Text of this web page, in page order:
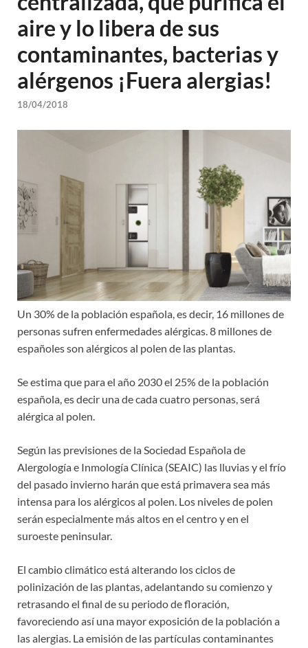
aire y lo libera de sus
contaminantes, bacterias y
alérgenos ¡Fuera alergias!
18/04/2018
Un 30% de la población española, es decir, 16 millones de
personas sufren enfermedades alérgicas. 8 millones de
españoles son alérgicos al polen de las plantas.
Se estima que para el año 2030 el 25% de la población
española, es decir una de cada cuatro personas, será
alérgica al polen.
Según las previsiones de la Sociedad Española de
Alergología e Inmología Clínica (SEAIC) las lluvias y el frío
del pasado invierno harán que está primavera sea más
intensa para los alérgicos al polen. Los niveles de polen
serán especialmente más altos en el centro y en el
suroeste peninsular.
El cambio climático está alterando los ciclos de
polinización de las plantas, adelantando su comienzo y
retrasando el final de su periodo de floración,
favoreciendo así una mayor exposición de la población a
las alergias. La emisión de las partículas contaminantes